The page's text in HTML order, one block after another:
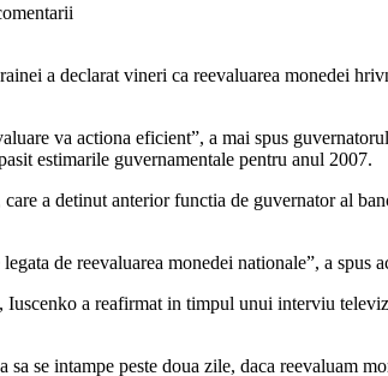
a declarat vineri ca reevaluarea monedei
va actiona eficient”, a mai spus
estimarile guvernamentale pentru anul 2007.
a detinut anterior functia de guvernator al
de reevaluarea monedei nationale”, a
Iuscenko a reafirmat in timpul unui interviu
sa se intampe peste doua zile, daca reevaluam